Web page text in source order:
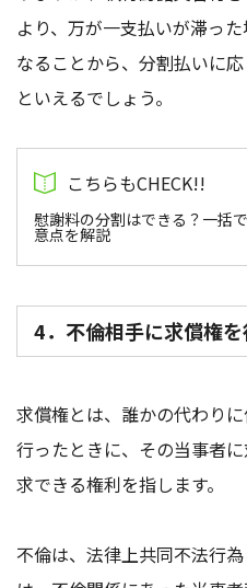
より、万が一支払いが滞っ
なることから、分割払いに
といえるでしょう。
慰謝料の分割はできる？一括
意点を解説
4．不倫相手に求償権
求償権とは、誰かの代わり
行ったときに、その当事者
求できる権利を指します。
不倫は、法律上共同不法行